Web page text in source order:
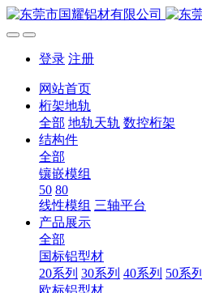
登录 注册
网站首页
桁架地轨
全部 地轨天轨 数控桁架
结构件
全部
镶嵌模组
50 80
线性模组 三轴平台
产品展示
全部
国标铝型材
20系列 30系列 40系列 50系列
欧标铝型材